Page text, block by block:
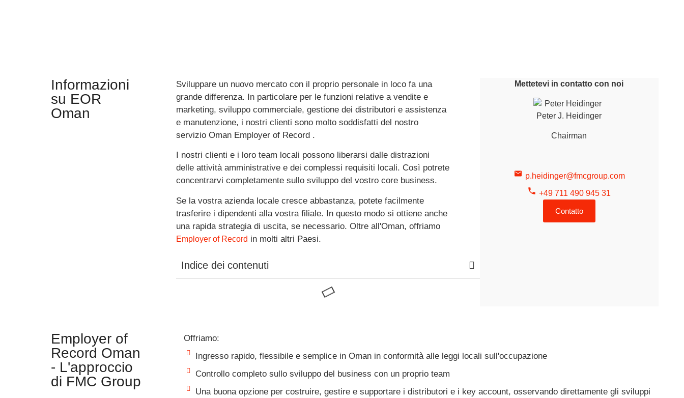
Informazioni
su EOR
Oman
Sviluppare un nuovo mercato con il proprio personale in loco fa una
grande differenza. In particolare per le funzioni relative a vendite e
marketing, sviluppo commerciale, gestione dei distributori e assistenza
e manutenzione, i nostri clienti sono molto soddisfatti del nostro
servizio Oman Employer of Record .
I nostri clienti e i loro team locali possono liberarsi dalle distrazioni
delle attività amministrative e dei complessi requisiti locali. Così potrete
concentrarvi completamente sullo sviluppo del vostro core business.
Se la vostra azienda locale cresce abbastanza, potete facilmente
trasferire i dipendenti alla vostra filiale. In questo modo si ottiene anche
una rapida strategia di uscita, se necessario. Oltre all'Oman, offriamo
Employer of Record in molti altri Paesi.
Indice dei contenuti
Mettetevi in contatto con noi
Peter J. Heidinger
Chairman
p.heidinger@fmcgroup.com
+49 711 490 945 31
Contatto
Employer of
Record Oman
- L'approccio
di FMC Group
Offriamo:
Ingresso rapido, flessibile e semplice in Oman in conformità alle leggi locali sull'occupazione
Controllo completo sullo sviluppo del business con un proprio team
Una buona opzione per costruire, gestire e supportare i distributori e i key account, osservando direttamente gli sviluppi